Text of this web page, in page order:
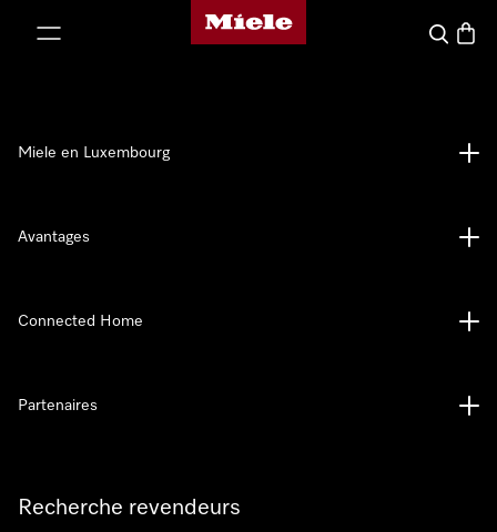
Page d'accueil de Miele
Panier
Recherche revendeurs
Miele en Luxembourg
Avantages
Connected Home
Partenaires